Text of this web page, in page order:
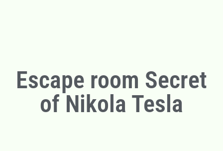
Escape room Secret
of Nikola Tesla